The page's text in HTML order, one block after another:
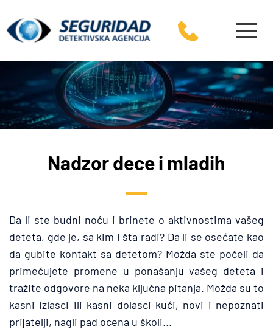
Nadzor dece i mladih
Da li ste budni noću i brinete o aktivnostima vašeg
deteta, gde je, sa kim i šta radi? Da li se osećate kao
da gubite kontakt sa detetom? Možda ste počeli da
primećujete promene u ponašanju vašeg deteta i
tražite odgovore na neka ključna pitanja. Možda su to
kasni izlasci ili kasni dolasci kući, novi i nepoznati
prijatelji, nagli pad ocena u školi...